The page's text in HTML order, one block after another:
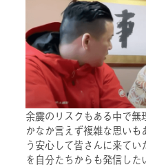
余震のリスクもある中で
かなか言えず複雑な思い
う安心して皆さんに来て
を自分たちからも発信した